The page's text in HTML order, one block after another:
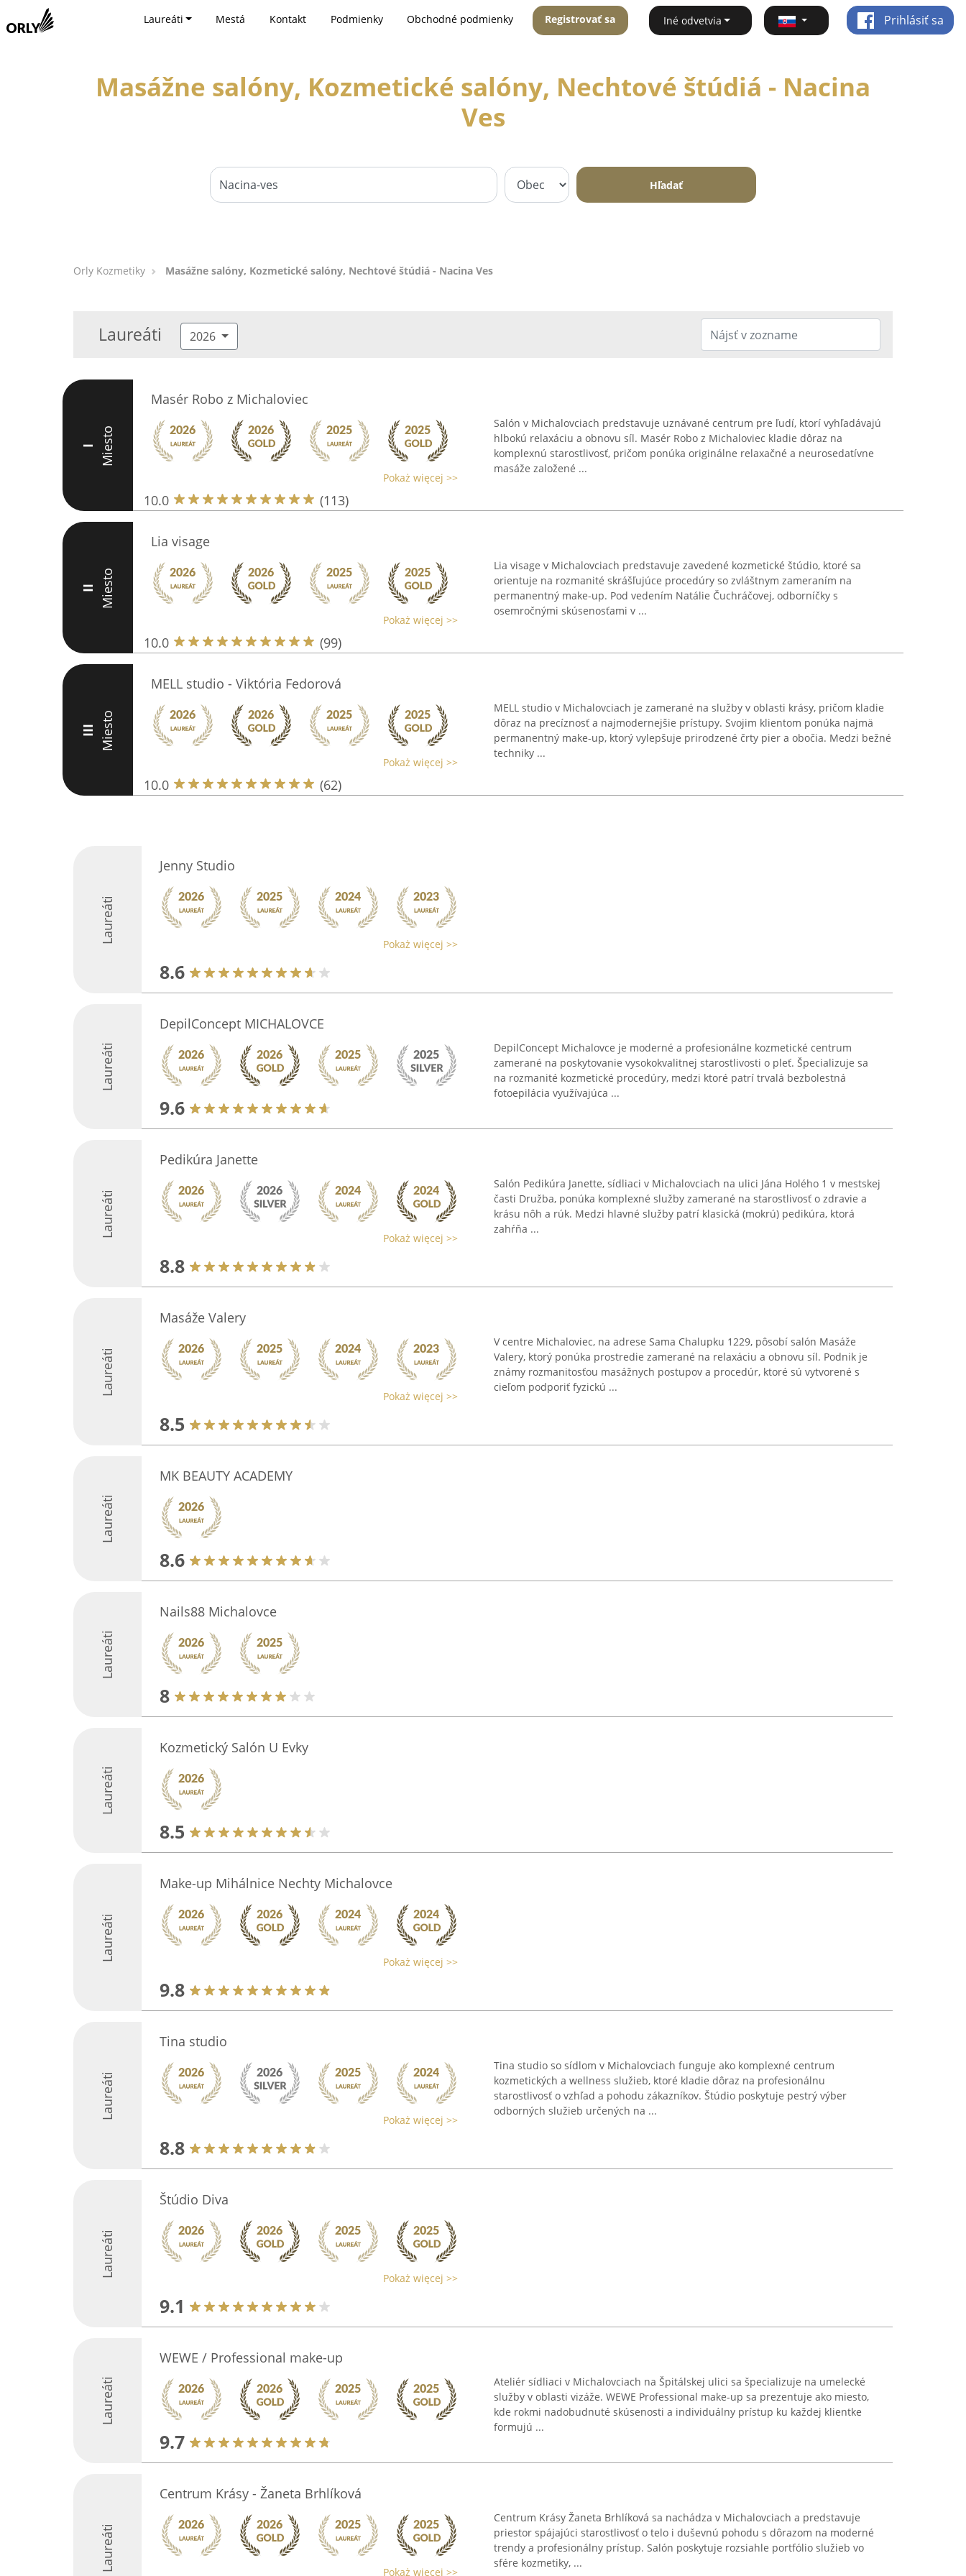
Laureáti Mestá Kontakt Podmienky Obchodné podmienky Registrovať sa Iné odvetvia Prihlásiť sa
Masážne salóny, Kozmetické salóny, Nechtové štúdiá - Nacina
Ves
Hľadať
Orly Kozmetiky Masážne salóny, Kozmetické salóny, Nechtové štúdiá - Nacina Ves
Laureáti 2026
I Miesto
Masér Robo z Michaloviec
Pokaż więcej >>
10.0 (113)
Salón v Michalovciach predstavuje uznávané centrum pre ľudí, ktorí vyhľadávajú
hlbokú relaxáciu a obnovu síl. Masér Robo z Michaloviec kladie dôraz na
komplexnú starostlivosť, pričom ponúka originálne relaxačné a neurosedatívne
masáže založené ...
II Miesto
Lia visage
Pokaż więcej >>
10.0 (99)
Lia visage v Michalovciach predstavuje zavedené kozmetické štúdio, ktoré sa
orientuje na rozmanité skrášľujúce procedúry so zvláštnym zameraním na
permanentný make-up. Pod vedením Natálie Čuchráčovej, odborníčky s
osemročnými skúsenosťami v ...
III Miesto
MELL studio - Viktória Fedorová
Pokaż więcej >>
10.0 (62)
MELL studio v Michalovciach je zamerané na služby v oblasti krásy, pričom kladie
dôraz na precíznosť a najmodernejšie prístupy. Svojim klientom ponúka najmä
permanentný make-up, ktorý vylepšuje prirodzené črty pier a obočia. Medzi bežné
techniky ...
Laureáti
Jenny Studio
Pokaż więcej >>
8.6
Laureáti
DepilConcept MICHALOVCE
9.6
DepilConcept Michalovce je moderné a profesionálne kozmetické centrum
zamerané na poskytovanie vysokokvalitnej starostlivosti o pleť. Špecializuje sa
na rozmanité kozmetické procedúry, medzi ktoré patrí trvalá bezbolestná
fotoepilácia využívajúca ...
Laureáti
Pedikúra Janette
Pokaż więcej >>
8.8
Salón Pedikúra Janette, sídliaci v Michalovciach na ulici Jána Holého 1 v mestskej
časti Družba, ponúka komplexné služby zamerané na starostlivosť o zdravie a
krásu nôh a rúk. Medzi hlavné služby patrí klasická (mokrú) pedikúra, ktorá
zahŕňa ...
Laureáti
Masáže Valery
Pokaż więcej >>
8.5
V centre Michaloviec, na adrese Sama Chalupku 1229, pôsobí salón Masáže
Valery, ktorý ponúka prostredie zamerané na relaxáciu a obnovu síl. Podnik je
známy rozmanitosťou masážnych postupov a procedúr, ktoré sú vytvorené s
cieľom podporiť fyzickú ...
Laureáti
MK BEAUTY ACADEMY
8.6
Laureáti
Nails88 Michalovce
8
Laureáti
Kozmetický Salón U Evky
8.5
Laureáti
Make-up Mihálnice Nechty Michalovce
Pokaż więcej >>
9.8
Laureáti
Tina studio
Pokaż więcej >>
8.8
Tina studio so sídlom v Michalovciach funguje ako komplexné centrum
kozmetických a wellness služieb, ktoré kladie dôraz na profesionálnu
starostlivosť o vzhľad a pohodu zákazníkov. Štúdio poskytuje pestrý výber
odborných služieb určených na ...
Laureáti
Štúdio Diva
Pokaż więcej >>
9.1
Laureáti
WEWE / Professional make-up
9.7
Ateliér sídliaci v Michalovciach na Špitálskej ulici sa špecializuje na umelecké
služby v oblasti vizáže. WEWE Professional make-up sa prezentuje ako miesto,
kde rokmi nadobudnuté skúsenosti a individuálny prístup ku každej klientke
formujú ...
Laureáti
Centrum Krásy - Žaneta Brhlíková
Pokaż więcej >>
Centrum Krásy Žaneta Brhlíková sa nachádza v Michalovciach a predstavuje
priestor spájajúci starostlivosť o telo i duševnú pohodu s dôrazom na moderné
trendy a profesionálny prístup. Salón poskytuje rozsiahle portfólio služieb vo
sfére kozmetiky, ...